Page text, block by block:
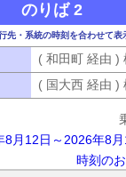
のりば 2
先・系統の時刻を合わせて表
( 和田町 経由 )
( 国大西 経由 )
8月12日～2026年8
時刻の